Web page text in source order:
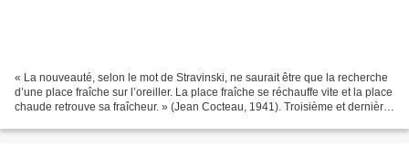
« La nouveauté, selon le mot de Stravinski, ne saurait être que la recherche
d’une place fraîche sur l’oreiller. La place fraîche se réchauffe vite et la place
chaude retrouve sa fraîcheur. » (Jean Cocteau, 1941). Troisième et dernière